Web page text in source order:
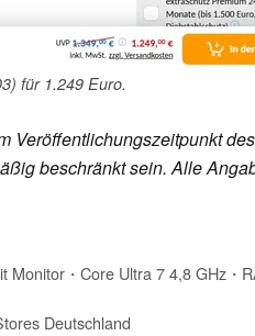
für 1.249 Euro.
Veröffentlichungszeitpunkt des
beschränkt sein. Alle
Deutschland